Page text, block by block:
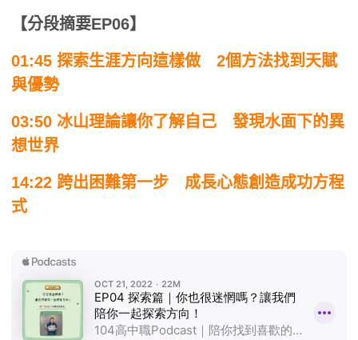
【分段摘要EP06】
01:45 探索生涯方向這樣做 2個方法找到天賦
與優勢
03:50 冰山理論讓你了解自己 發現水面下的異
想世界
14:22 跨出困難第一步 成長心態創造成功方程
式